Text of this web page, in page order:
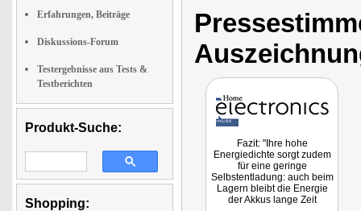
Erfahrungen, Beiträge
Diskussions-Forum
Testergebnisse aus Tests &
Testberichten
Produkt-Suche:
Shopping:
Fazit: "Ihre hohe
Energiedichte sorgt zudem
für eine geringe
Selbstentladung: auch beim
Lagern bleibt die Energie
der Akkus lange Zeit